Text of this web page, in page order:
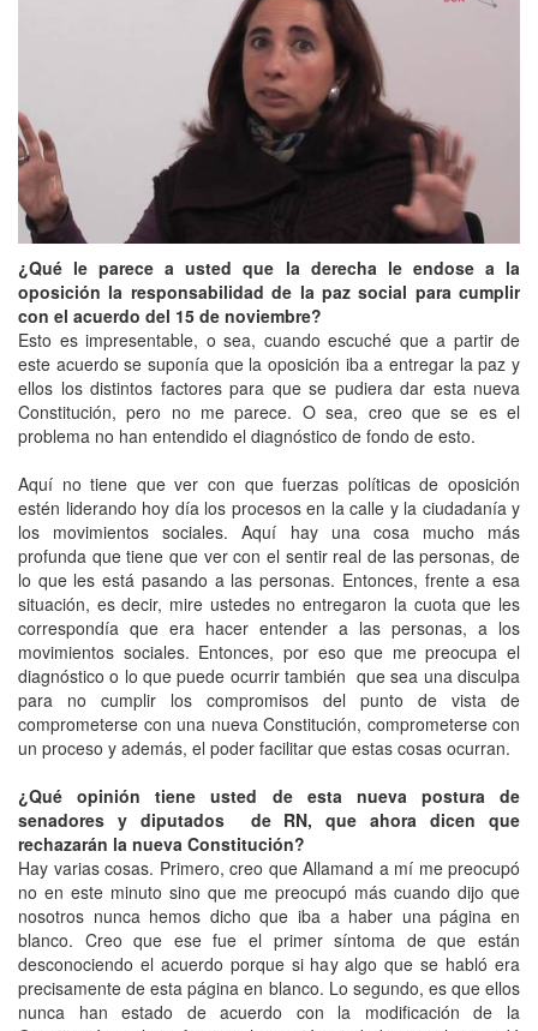
¿Qué le parece a usted que la derecha le endose a la
oposición la responsabilidad de la paz social para cumplir
con el acuerdo del 15 de noviembre?
Esto es impresentable, o sea, cuando escuché que a partir de
este acuerdo se suponía que la oposición iba a entregar la paz y
ellos los distintos factores para que se pudiera dar esta nueva
Constitución, pero no me parece. O sea, creo que se es el
problema no han entendido el diagnóstico de fondo de esto.
Aquí no tiene que ver con que fuerzas políticas de oposición
estén liderando hoy día los procesos en la calle y la ciudadanía y
los movimientos sociales. Aquí hay una cosa mucho más
profunda que tiene que ver con el sentir real de las personas, de
lo que les está pasando a las personas. Entonces, frente a esa
situación, es decir, mire ustedes no entregaron la cuota que les
correspondía que era hacer entender a las personas, a los
movimientos sociales. Entonces, por eso que me preocupa el
diagnóstico o lo que puede ocurrir también que sea una disculpa
para no cumplir los compromisos del punto de vista de
comprometerse con una nueva Constitución, comprometerse con
un proceso y además, el poder facilitar que estas cosas ocurran.
¿Qué opinión tiene usted de esta nueva postura de
senadores y diputados de RN, que ahora dicen que
rechazarán la nueva Constitución?
Hay varias cosas. Primero, creo que Allamand a mí me preocupó
no en este minuto sino que me preocupó más cuando dijo que
nosotros nunca hemos dicho que iba a haber una página en
blanco. Creo que ese fue el primer síntoma de que están
desconociendo el acuerdo porque si hay algo que se habló era
precisamente de esta página en blanco. Lo segundo, es que ellos
nunca han estado de acuerdo con la modificación de la